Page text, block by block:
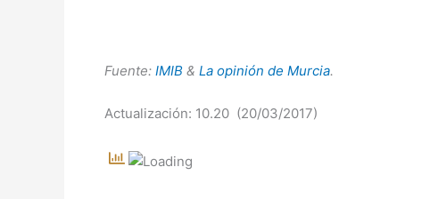
Fuente: IMIB & La opinión de Murcia.
Actualización: 10.20 (20/03/2017)